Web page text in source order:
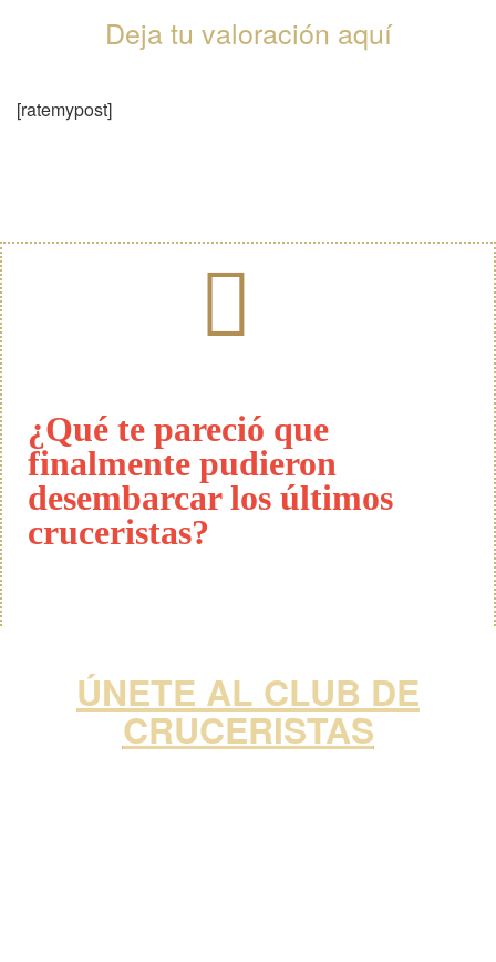
Deja tu valoración aquí
[ratemypost]
¿Qué te pareció que
finalmente pudieron
desembarcar los últimos
cruceristas?
ÚNETE AL CLUB DE
CRUCERISTAS